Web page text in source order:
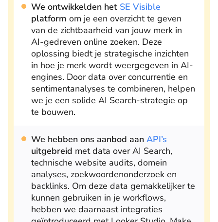
We ontwikkelden het SE Visible
platform om je een overzicht te geven
van de zichtbaarheid van jouw merk in
AI-gedreven online zoeken. Deze
oplossing biedt je strategische inzichten
in hoe je merk wordt weergegeven in AI-
engines. Door data over concurrentie en
sentimentanalyses te combineren, helpen
we je een solide AI Search-strategie op
te bouwen.
We hebben ons aanbod aan API’s
uitgebreid met data over AI Search,
technische website audits, domein
analyses, zoekwoordenonderzoek en
backlinks. Om deze data gemakkelijker te
kunnen gebruiken in je workflows,
hebben we daarnaast integraties